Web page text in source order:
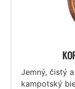
Jemný, čistý
kampotský